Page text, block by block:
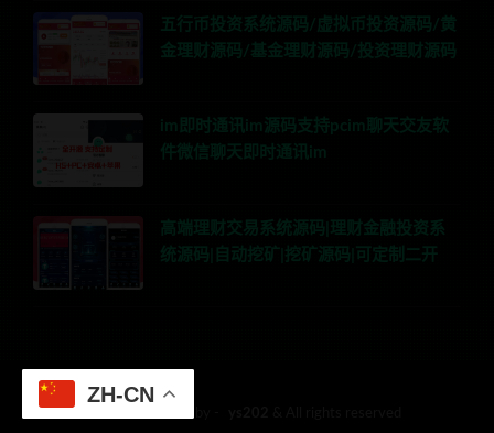
五行币投资系统源码/虚拟币投资源码/黄
金理财源码/基金理财源码/投资理财源码
im即时通讯im源码支持pcim聊天交友软
件微信聊天即时通讯im
高端理财交易系统源码|理财金融投资系
统源码|自动挖矿|挖矿源码|可定制二开
ZH-CN